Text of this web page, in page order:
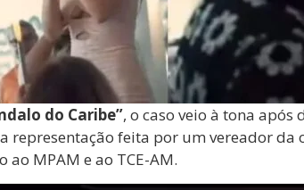
do Caribe”, o caso veio à tona após
representação feita por um vereador da
MPAM e ao TCE-AM.